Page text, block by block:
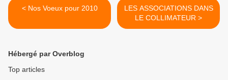
< Nos Voeux pour 2010
LES ASSOCIATIONS DANS
LE COLLIMATEUR >
Hébergé par Overblog
Top articles